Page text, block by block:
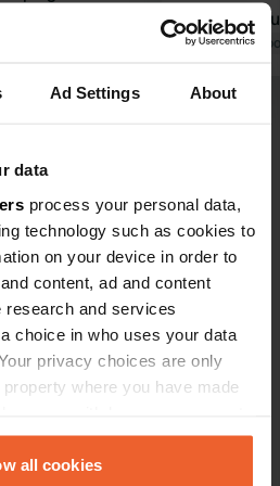
Ad Settings About
data
process your personal data,
technology such as cookies to
on your device in order to
content, ad and content
research and services
choice in who uses your data
privacy choices are only
where you have made
Declaration or by clicking on
all cookies
supermarché
joli village. De
Les toilettes
0,50 €
économique.
le
où il fait bon
service!
sanitaires
Superbe
Reichenau.
amical,
avec des
Traduit par
déjà venu ici ?
Allemagne
Copie